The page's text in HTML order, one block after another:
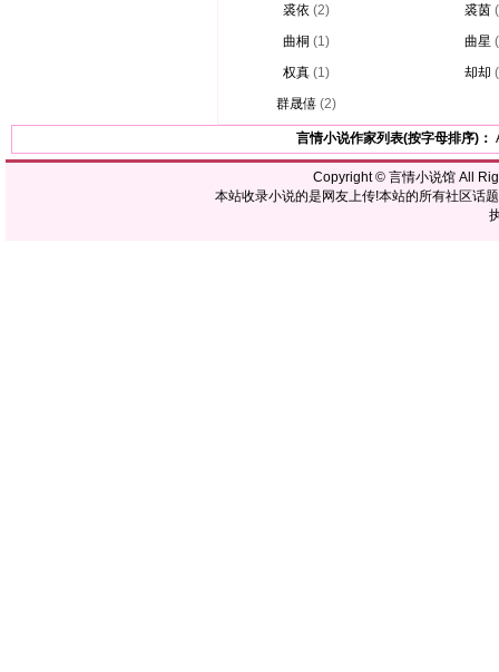
裘依 (2) 裘茵
曲桐 (1) 曲星
权真 (1) 却却
群晟僖 (2)
言情小说作家列表(按字母排序)：
Copyright © 言情小说馆All
本站收录小说的是网友上传!本站的所有社区话